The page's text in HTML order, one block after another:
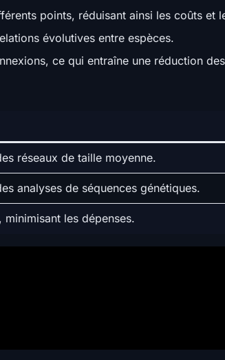
points, réduisant ainsi les coûts et
évolutives entre espèces.
ce qui entraîne une réduction
réseaux de taille moyenne.
analyses de séquences génétiques.
les dépenses.